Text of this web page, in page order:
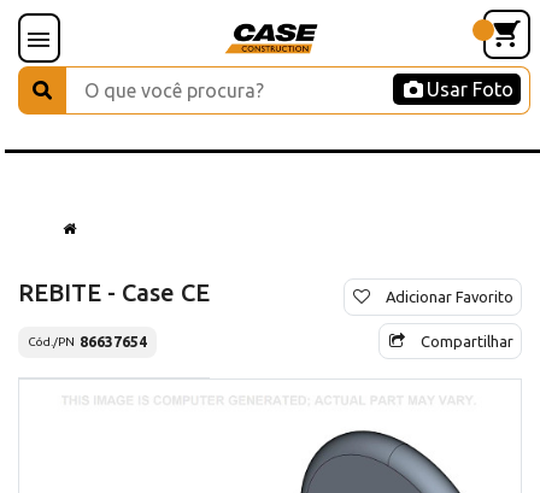
Usar Foto
REBITE - Case CE
Cód./PN 86637654
Adicionar Favorito
Compartilhar